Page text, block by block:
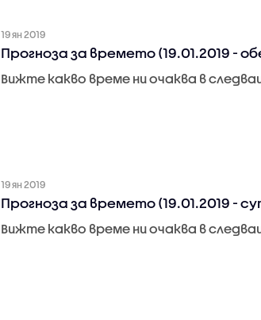
19 ян 2019
Прогноза за времето (19.01.2019 -
Вижте какво време ни очаква в
19 ян 2019
Прогноза за времето (19.01.2019 -
Вижте какво време ни очаква в